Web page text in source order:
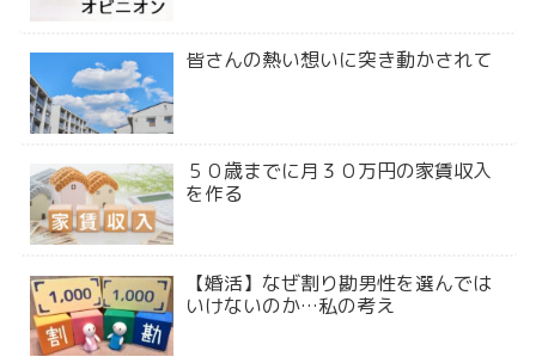
皆さんの熱い想いに突き動かされて
５０歳までに月３０万円の家賃収入
を作る
【婚活】なぜ割り勘男性を選んでは
いけないのか…私の考え